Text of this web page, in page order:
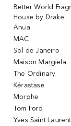
Better World
House by Drake
Anua
MAC
Sol de Janeiro
Maison Margiela
The Ordinary
Kérastase
Morphe
Tom Ford
Yves Saint Laurent